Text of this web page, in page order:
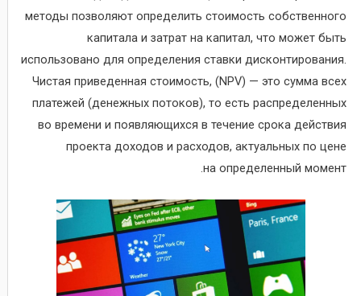
методы позволяют определить стоимость собственного
капитала и затрат на капитал, что может быть
использовано для определения ставки дисконтирования.
Чистая приведенная стоимость, (NPV) — это сумма всех
платежей (денежных потоков), то есть распределенных
во времени и появляющихся в течение срока действия
проекта доходов и расходов, актуальных по цене
на определенный момент.